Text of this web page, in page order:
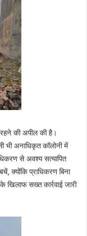
की अपील की है।
भी अनाधिकृत कॉलोनी में
से अवश्य सत्यापित
क्योंकि प्राधिकरण बिना
खिलाफ सख्त कार्रवाई जारी